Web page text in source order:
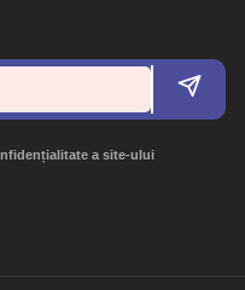
a site-ului